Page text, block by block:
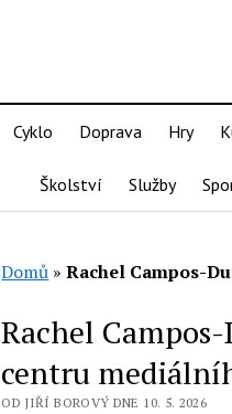
Cyklo Doprava Hry
Školství Služby
Domů »Rachel Campos-
Rachel
centru
OD JIŘÍ BOROVÝ DNE 10. 5. 2026